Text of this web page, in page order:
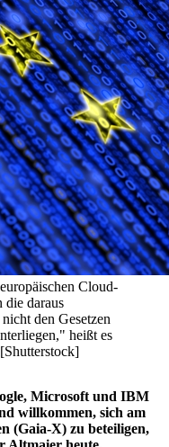
Cloud-
die daraus
den Gesetzen
heißt es
Microsoft und IBM
willkommen, sich am
(Gaia-X) zu beteiligen,